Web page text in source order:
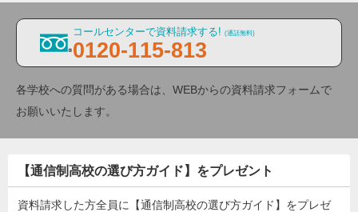
コールセンターで資料請求する! (通話無料)
0120-115-813
各学校への質問がある場合は、WEBからの資料請求フォームで
お願いいたします。
【通信制高校の選び方ガイド】をプレゼント
資料請求した方全員に【通信制高校の選び方ガイド】をプレゼ